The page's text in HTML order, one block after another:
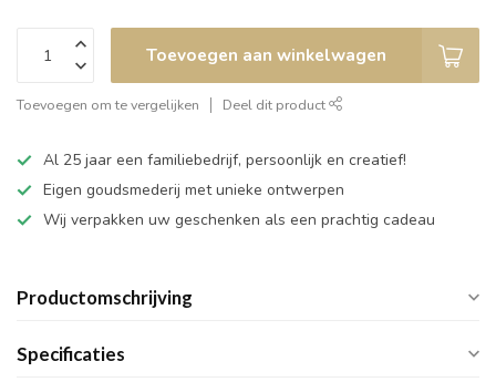
Toevoegen aan winkelwagen
Toevoegen om te vergelijken Deel dit product
Al 25 jaar een familiebedrijf, persoonlijk en creatief!
Eigen goudsmederij met unieke ontwerpen
Wij verpakken uw geschenken als een prachtig cadeau
Productomschrijving
Specificaties